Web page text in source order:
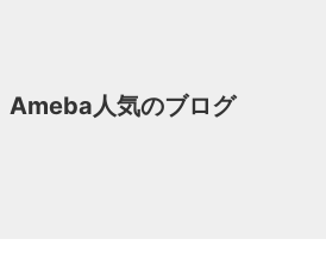
Ameba人気のブログ